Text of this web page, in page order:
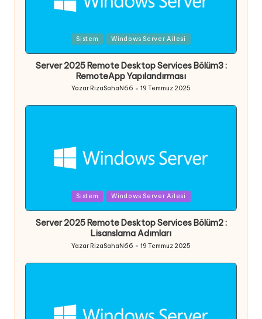
Sistem Windows Server Ailesi
Server 2025 Remote Desktop Services Bölüm3 :
RemoteApp Yapılandırması
Posted
by
Yazar RizaSahaN66 19 Temmuz 2025
Sistem Windows Server Ailesi
Server 2025 Remote Desktop Services Bölüm2 :
Lisanslama Adımları
Posted
Yazar RizaSahaN66 19 Temmuz 2025